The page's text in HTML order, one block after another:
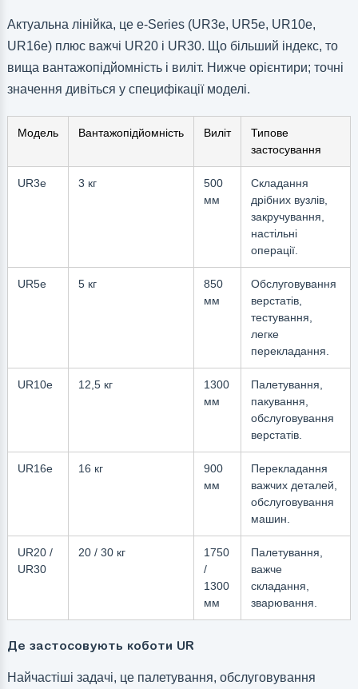
Актуальна лінійка, це e-Series (UR3e, UR5e, UR10e,
UR16e) плюс важчі UR20 і UR30. Що більший індекс, то
вища вантажопідйомність і виліт. Нижче орієнтири; точні
значення дивіться у специфікації моделі.
Модель Вантажопідйомність Виліт
Типове
застосування
UR3e 3 кг
500
мм
Складання
дрібних вузлів,
закручування,
настільні
операції.
UR5e 5 кг
850
мм
Обслуговування
верстатів,
тестування,
легке
перекладання.
UR10e 12,5 кг
1300
мм
Палетування,
пакування,
обслуговування
верстатів.
UR16e 16 кг
900
мм
Перекладання
важчих деталей,
обслуговування
машин.
UR20 /
UR30
20 / 30 кг
1750
/
1300
мм
Палетування,
важче
складання,
зварювання.
Де застосовують коботи UR
Найчастіші задачі, це палетування, обслуговування